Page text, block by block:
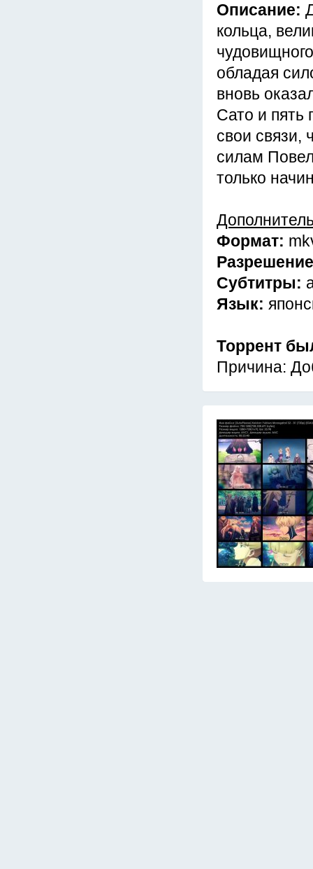
Описание:
кольца,
обладая
вновь
Сато и пять
свои связи,
силам
только
Формат:
Субтитры:
Язык:
Торрент
Причина: